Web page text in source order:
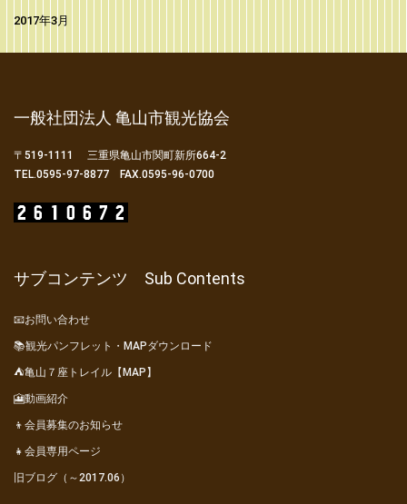
2017年3月
一般社団法人 亀山市観光協会
〒519-1111 三重県亀山市関町新所664-2
TEL.0595-97-8877 FAX.0595-96-0700
サブコンテンツ Sub Contents
📧お問い合わせ
📚観光パンフレット・MAPダウンロード
⛺亀山７座トレイル【MAP】
🎦動画紹介
👦会員募集のお知らせ
👧会員専用ページ
旧ブログ（～2017.06）